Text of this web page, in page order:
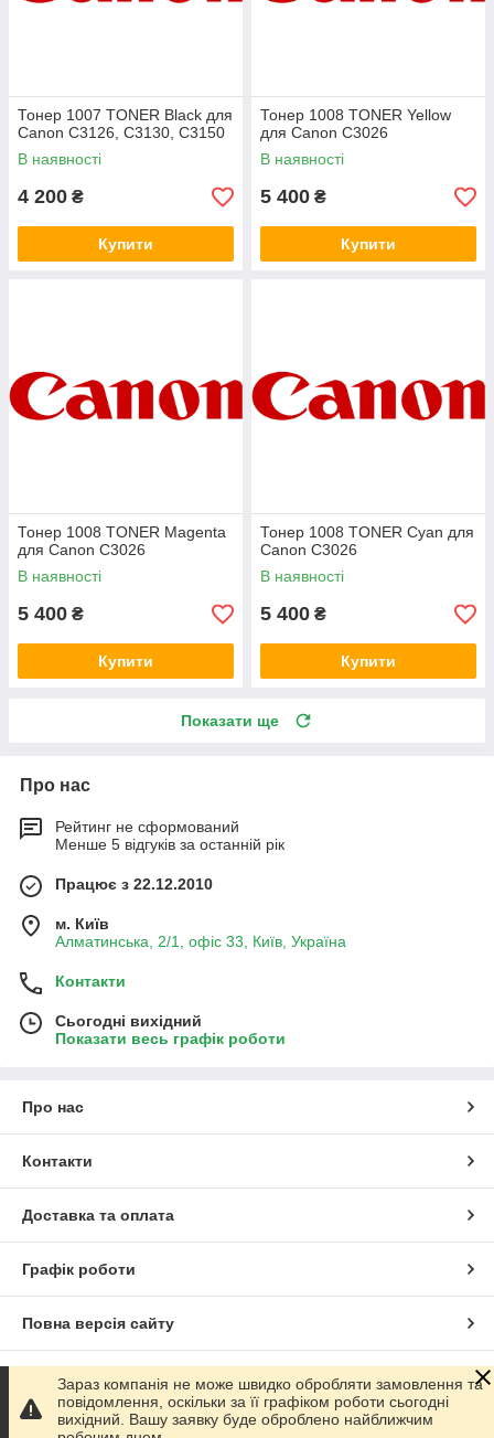
Тонер 1007 TONER Black для
Canon C3126, C3130, C3150
В наявності
4 200 ₴
Купити
Тонер 1008 TONER Yellow
для Canon C3026
В наявності
5 400 ₴
Купити
Тонер 1008 TONER Magenta
для Canon C3026
В наявності
5 400 ₴
Купити
Тонер 1008 TONER Cyan для
Canon C3026
В наявності
5 400 ₴
Купити
Показати ще
Про нас
Рейтинг не сформований
Менше 5 відгуків за останній рік
Працює з 22.12.2010
м. Київ
Алматинська, 2/1, офіс 33, Київ, Україна
Контакти
Сьогодні вихідний
Показати весь графік роботи
Про нас
Контакти
Доставка та оплата
Графік роботи
Повна версія сайту
Сайт створено на маркетплейсіProm.ua
Політика конфіденційності
Зараз компанія не може швидко обробляти замовлення та
повідомлення, оскільки за її графіком роботи сьогодні
вихідний. Вашу заявку буде оброблено найближчим